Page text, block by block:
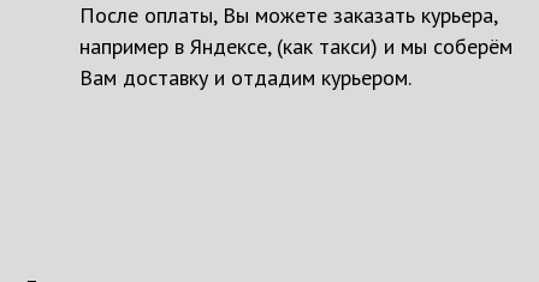
После оплаты, Вы можете заказать курьера,
например в Яндексе, (как такси) и мы соберём
Вам доставку и отдадим курьером.